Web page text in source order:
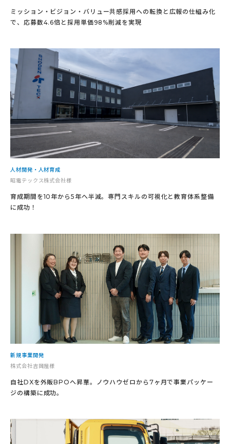
ミッション・ビジョン・バリュー共感採用への転換と広報の仕組み化
で、応募数4.6倍と採用単価98%削減を実現
人材開発・人材育成
昭電テックス株式会社様
育成期間を10年から5年へ半減。専門スキルの可視化と教育体系整備
に成功！
新規事業開発
株式会社吉岡屋様
自社DXを外販BPOへ昇華。ノウハウゼロから7ヶ月で事業パッケー
ジの構築に成功。